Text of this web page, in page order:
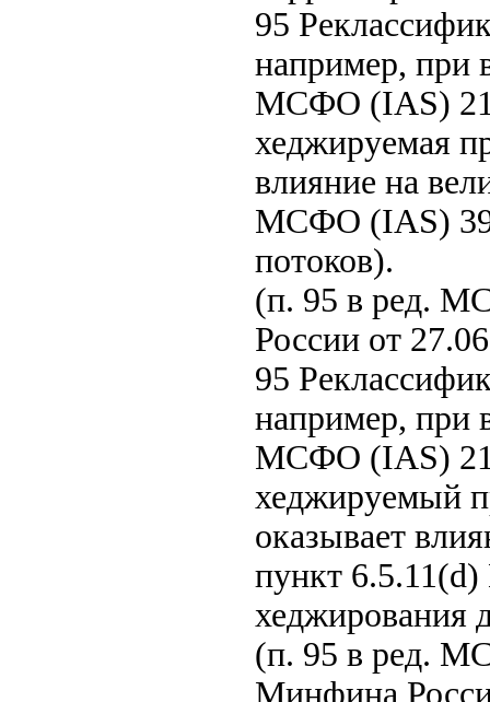
95
например, при
МСФО (IAS)
хеджируемая
влияние на
МСФО (IAS) 39
потоков).
(п. 95 в ред.
России от
95
например, при
МСФО (IAS)
хеджируемый
оказывает
пункт
хеджирования
(п. 95 в ред.
Минфина